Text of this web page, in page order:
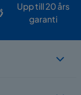
Upp till 20 års
garanti